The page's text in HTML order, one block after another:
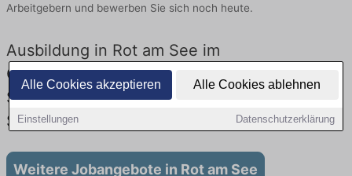
Alle Cookies akzeptieren Alle Cookies ablehnen
Einstellungen Datenschutzerklärung
Arbeitgebern und bewerben Sie sich noch heute.
Ausbildung in Rot am See im
Gesundheitswesen: Aktuell gibt es keine
Stellenangebote für Ausbildung in Rot am
See
Weitere Jobangebote in Rot am See